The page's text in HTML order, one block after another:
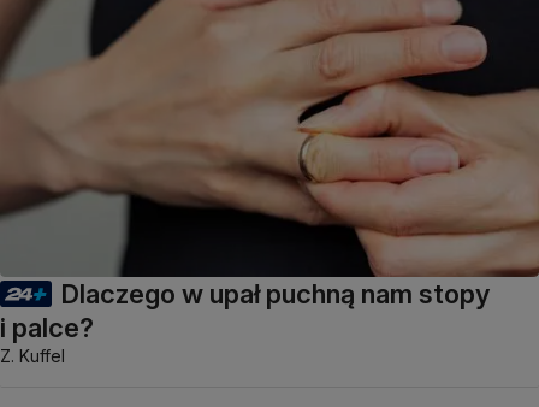
Dlaczego w upał puchną nam stopy
i palce?
Z. Kuffel